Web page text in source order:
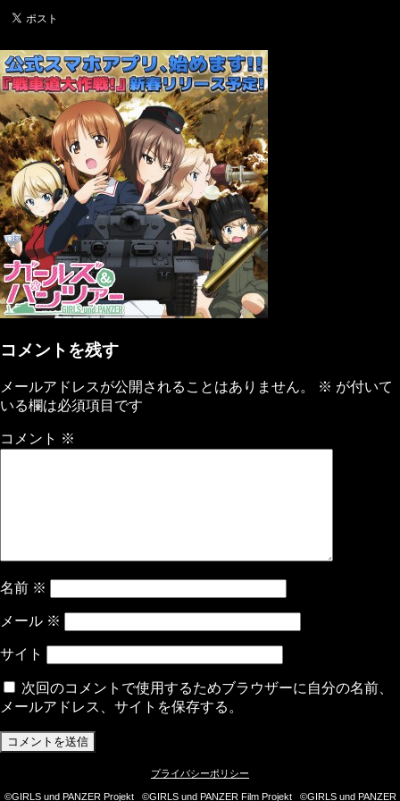
コメントを残す
メールアドレスが公開されることはありません。 ※ が付いて
いる欄は必須項目です
コメント ※
名前 ※
メール ※
サイト
次回のコメントで使用するためブラウザーに自分の名前、
メールアドレス、サイトを保存する。
プライバシーポリシー
©GIRLS und PANZER Projekt ©GIRLS und PANZER Film Projekt ©GIRLS und PANZER